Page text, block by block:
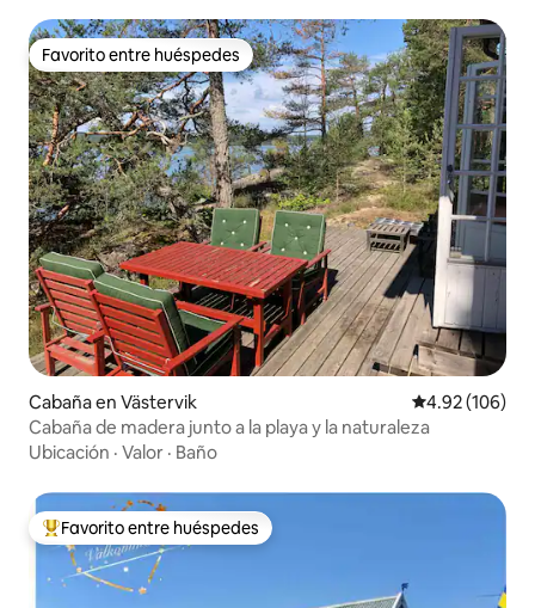
Favorito entre huéspedes
Favorito entre huéspedes
Cabaña en Västervik Calificación
4.92 (106)
Cabaña de madera junto a la playa y la naturaleza
Ubicación · Valor · Baño
De los mejores en Favorito entre huéspedes
Favorito entre huéspedes